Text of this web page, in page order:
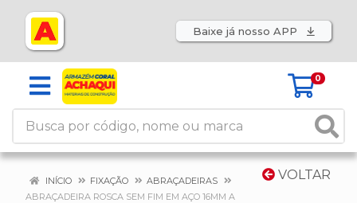
Baixe já nosso APP
0
VOLTAR
INÍCIO FIXAÇÃO
ABRAÇADEIRAS
ABRAÇADEIRA ROSCA SEM FIM EM AÇO 16MM A